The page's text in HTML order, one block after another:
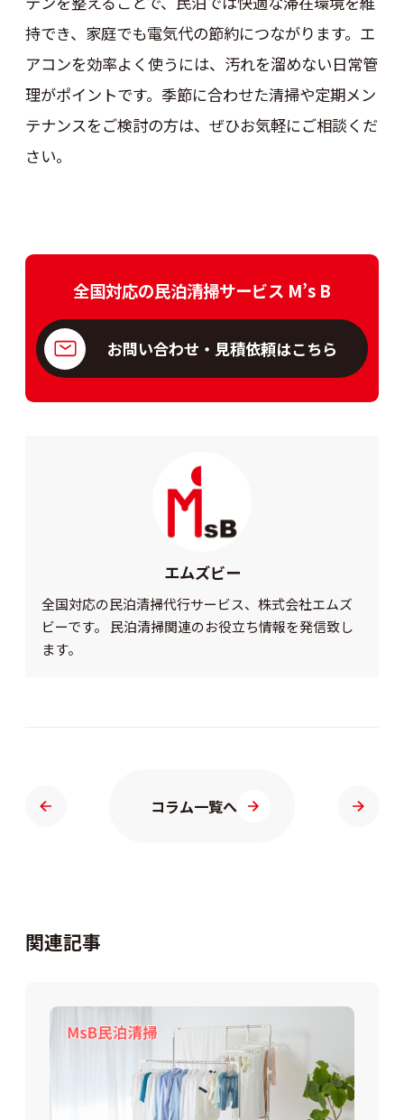
持でき、家庭でも電気代の節約につながります。エ
アコンを効率よく使うには、汚れを溜めない日常管
理がポイントです。季節に合わせた清掃や定期メン
テナンスをご検討の方は、ぜひお気軽にご相談くだ
さい。
全国対応の民泊清掃サービス M’s B
お問い合わせ・見積依頼はこちら
エムズビー
全国対応の民泊清掃代行サービス、株式会社エムズ
ビーです。 民泊清掃関連のお役立ち情報を発信致し
ます。
コラム一覧へ
関連記事